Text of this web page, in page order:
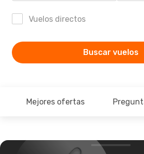
Vuelos directos
Buscar vuelos
Mejores ofertas